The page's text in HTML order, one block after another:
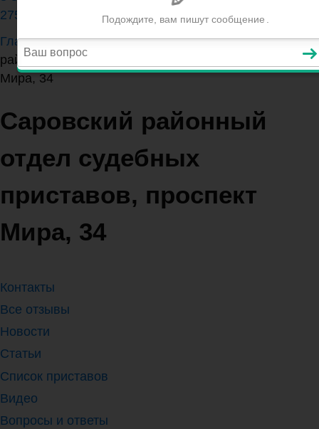
275)
Главная>Нижегородская область>Саровский
районный отдел судебных приставов, проспект
Мира, 34
Саровский районный
отдел судебных
приставов, проспект
Мира, 34
Контакты
Все отзывы
Новости
Статьи
Список приставов
Видео
Вопросы и ответы